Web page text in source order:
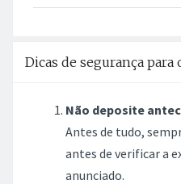
Dicas de segurança para
Não deposite
Antes de tudo,
antes de verificar a
anunciado.